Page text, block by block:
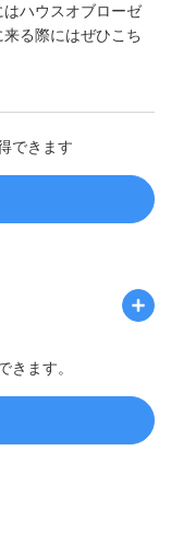
ハウスオブローゼ
る際にはぜひこち
できます
きます。